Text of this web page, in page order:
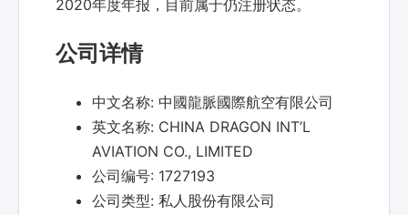
2020年度年报，目前属于仍注册状态。
公司详情
中文名称: 中國龍脈國際航空有限公司
英文名称: CHINA DRAGON INT’L
AVIATION CO., LIMITED
公司编号: 1727193
公司类型: 私人股份有限公司